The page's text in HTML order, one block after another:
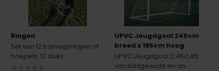
Ringen
Set van 12 trainingsringen of
hoepels: 12 stuks ...
UPVC Jeugdgoal 245cm
breed x 185cm hoog
UPVC Jeugdgoal 2,45x1,85:
van lichtgewicht en on...